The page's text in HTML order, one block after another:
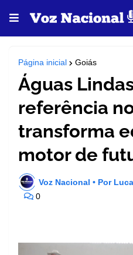
Página inicial Goiás
Águas
referência
transforma
motor de
Voz Nacional • Por
0